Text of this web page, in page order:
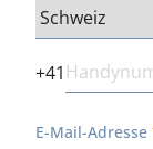
+41
E-Mail-Adresse